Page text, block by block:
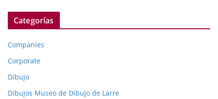
Categorías
Companies
Corporate
Dibujo
Dibujos Museo de Dibujo de Larre